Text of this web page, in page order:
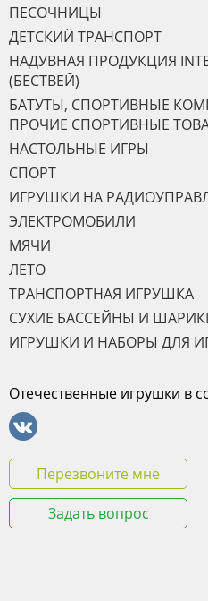
ПЕСОЧНИЦЫ
ДЕТСКИЙ ТРАНСПОРТ
НАДУВНАЯ ПРОДУКЦИЯ
(БЕСТВЕЙ)
БАТУТЫ, СПОРТИВНЫЕ
ПРОЧИЕ СПОРТИВНЫЕ
НАСТОЛЬНЫЕ ИГРЫ
СПОРТ
ИГРУШКИ НА
ЭЛЕКТРОМОБИЛИ
МЯЧИ
ЛЕТО
ТРАНСПОРТНАЯ ИГРУШКА
СУХИЕ БАССЕЙНЫ И
ИГРУШКИ И НАБОРЫ ДЛЯ
Отечественные игрушки в
Перезвоните мне
Задать вопрос